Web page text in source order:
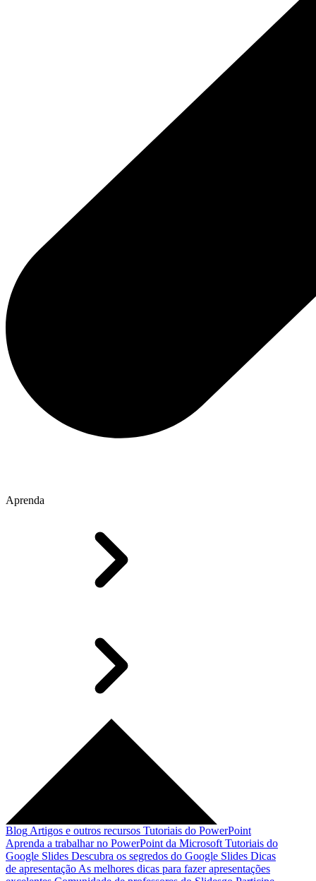
Aprenda
Blog Artigos e outros recursos Tutoriais do PowerPoint
Aprenda a trabalhar no PowerPoint da Microsoft Tutoriais do
Google Slides Descubra os segredos do Google Slides Dicas
de apresentação As melhores dicas para fazer apresentações